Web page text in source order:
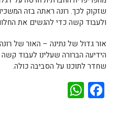
שזקוק לכך. רונה ראתה בזה
ולעבוד קשה כדי להגשים את
אור גדול של נתינה – האור של
הידיעה הברורה שעלינו לעבוד
שחדר לתוכנו על הסביבה כולה.
Facebook